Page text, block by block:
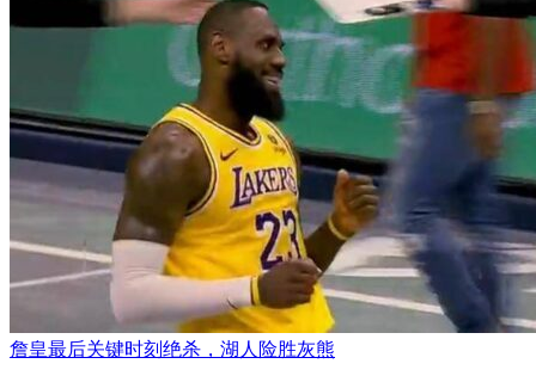
詹皇最后关键时刻绝杀，湖人险胜灰熊